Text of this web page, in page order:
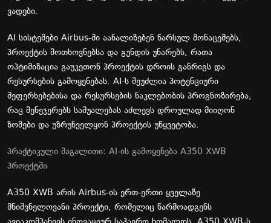
ვადები.
AI სისტემები Airbus-ში აანალიზებენ წარსულ მონაცემებს,
პროექტის მოთხოვნებსა და გუნდის უნარებს, რათა
ოპტიმიზაცია გაუკეთონ პროექტის დროის განრიგს და
რესურსების გამოყენებას. AI-ს შეუძლია პოტენციური
შეფერხებებისა და რესურსების ნაკლებობის პროგნოზირება,
რაც მენეჯერებს საშუალებას აძლევს დროულად მიიღონ
ზომები და უზრუნველყონ პროექტის უწყვეტობა.
პრაქტიკული მაგალითი: AI-ის გამოყენება A350 XWB
პროექტში
A350 XWB არის Airbus-ის ერთ-ერთი ყველაზე
მნიშვნელოვანი პროექტი, რომელიც წარმოადგენს